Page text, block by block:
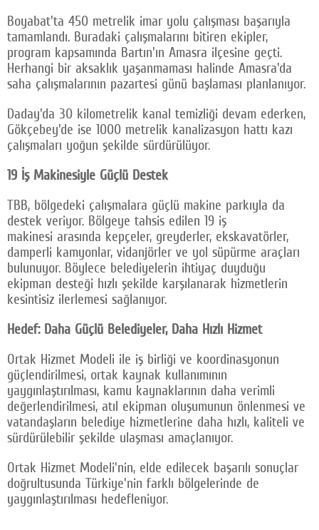
Boyabat'ta 450 metrelik imar yolu çalışması başarıyla
tamamlandı. Buradaki çalışmalarını bitiren ekipler,
program kapsamında Bartın'ın Amasra ilçesine geçti.
Herhangi bir aksaklık yaşanmaması halinde Amasra'da
saha çalışmalarının pazartesi günü başlaması planlanıyor.
Daday'da 30 kilometrelik kanal temizliği devam ederken,
Gökçebey'de ise 1000 metrelik kanalizasyon hattı kazı
çalışmaları yoğun şekilde sürdürülüyor.
19 İş Makinesiyle Güçlü Destek
TBB, bölgedeki çalışmalara güçlü makine parkıyla da
destek veriyor. Bölgeye tahsis edilen 19 iş
makinesi arasında kepçeler, greyderler, ekskavatörler,
damperli kamyonlar, vidanjörler ve yol süpürme araçları
bulunuyor. Böylece belediyelerin ihtiyaç duyduğu
ekipman desteği hızlı şekilde karşılanarak hizmetlerin
kesintisiz ilerlemesi sağlanıyor.
Hedef: Daha Güçlü Belediyeler, Daha Hızlı Hizmet
Ortak Hizmet Modeli ile iş birliği ve koordinasyonun
güçlendirilmesi, ortak kaynak kullanımının
yaygınlaştırılması, kamu kaynaklarının daha verimli
değerlendirilmesi, atıl ekipman oluşumunun önlenmesi ve
vatandaşların belediye hizmetlerine daha hızlı, kaliteli ve
sürdürülebilir şekilde ulaşması amaçlanıyor.
Ortak Hizmet Modeli'nin, elde edilecek başarılı sonuçlar
doğrultusunda Türkiye'nin farklı bölgelerinde de
yaygınlaştırılması hedefleniyor.